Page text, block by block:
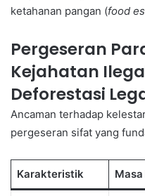
ketahanan pangan (food
Pergeseran
Kejahatan
Deforestasi
Ancaman terhadap
pergeseran sifat yang
Karakteristik